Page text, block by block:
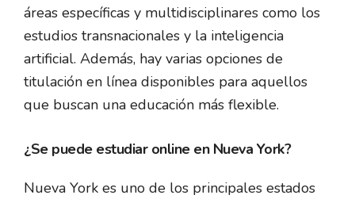
áreas específicas y multidisciplinares como los
estudios transnacionales y la inteligencia
artificial. Además, hay varias opciones de
titulación en línea disponibles para aquellos
que buscan una educación más flexible.
¿Se puede estudiar online en Nueva York?
Nueva York es uno de los principales estados